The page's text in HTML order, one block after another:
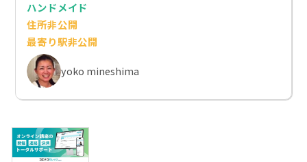
ハンドメイド
住所非公開
最寄り駅非公開
yoko mineshima